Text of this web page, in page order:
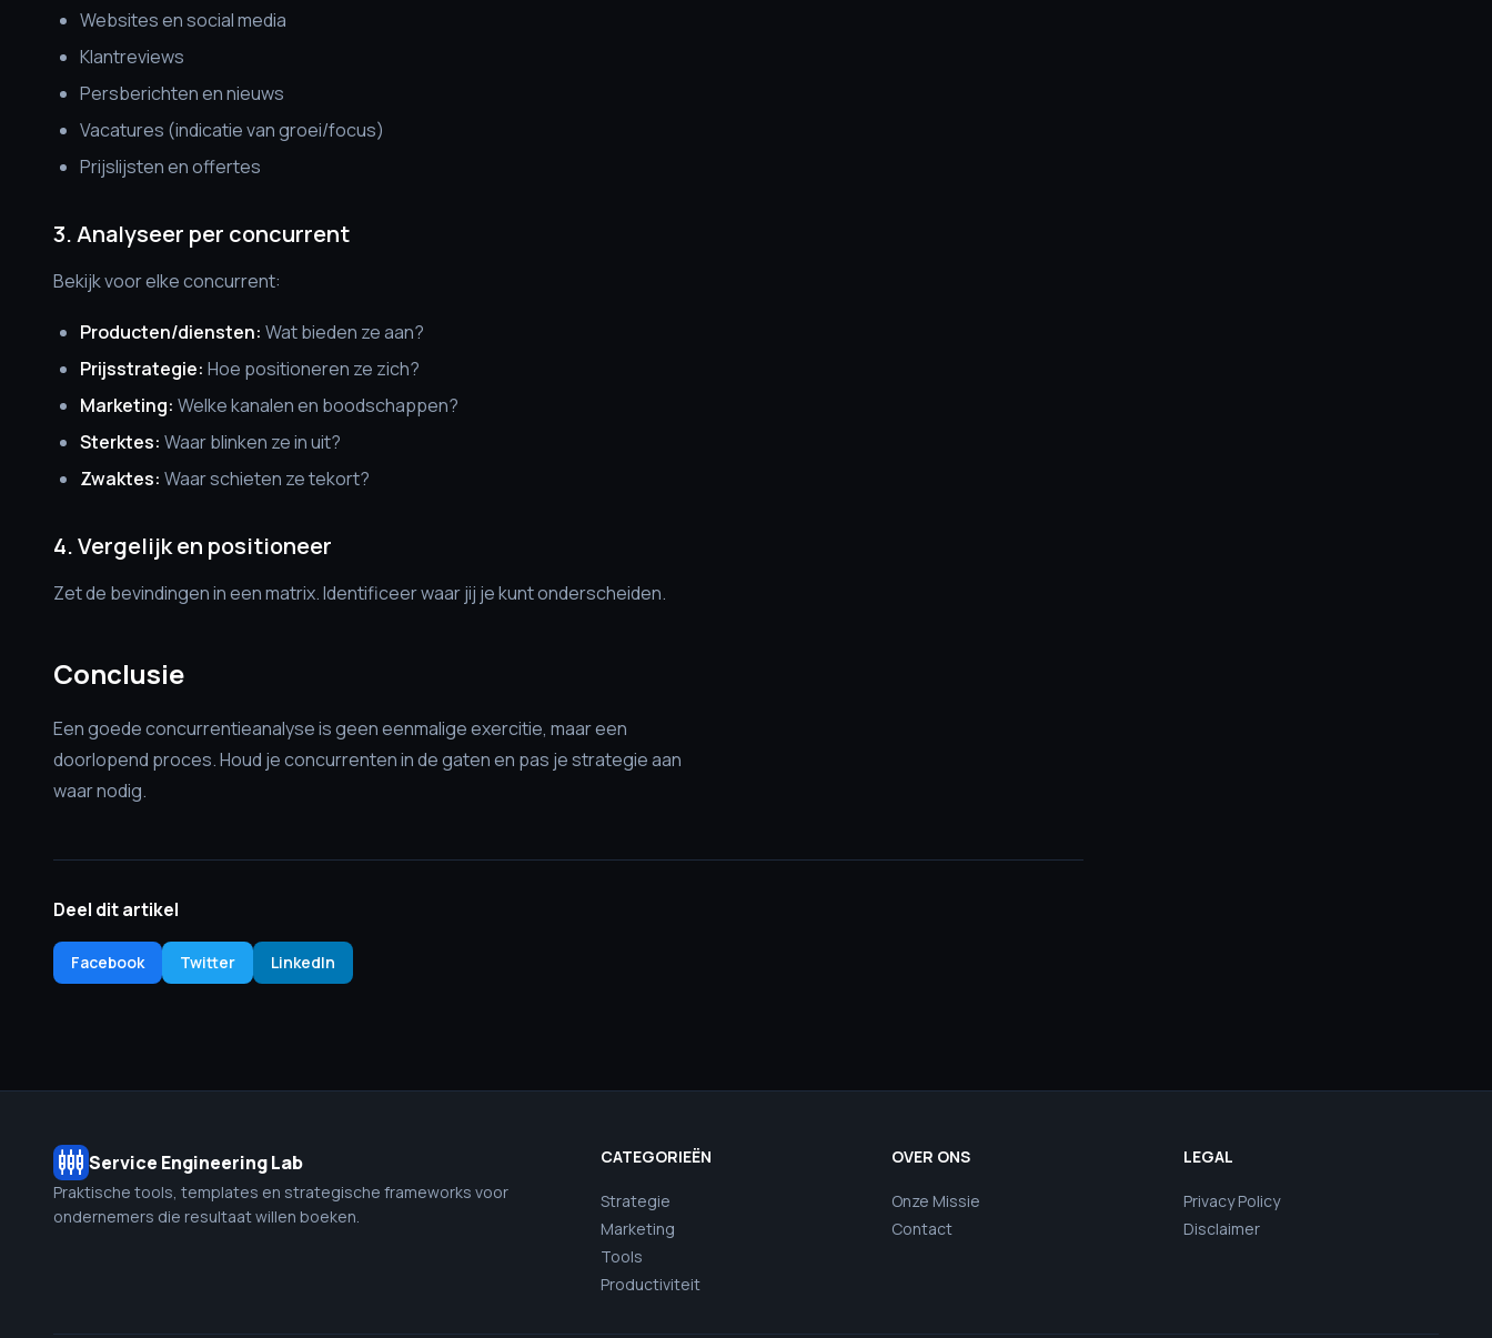
Websites en social media
Klantreviews
Persberichten en nieuws
Vacatures (indicatie van groei/focus)
Prijslijsten en offertes
3. Analyseer per concurrent
Bekijk voor elke concurrent:
Producten/diensten: Wat bieden ze aan?
Prijsstrategie: Hoe positioneren ze zich?
Marketing: Welke kanalen en boodschappen?
Sterktes: Waar blinken ze in uit?
Zwaktes: Waar schieten ze tekort?
4. Vergelijk en positioneer
Zet de bevindingen in een matrix. Identificeer waar jij je kunt onderscheiden.
Conclusie
Een goede concurrentieanalyse is geen eenmalige exercitie, maar een
doorlopend proces. Houd je concurrenten in de gaten en pas je strategie aan
waar nodig.
Deel dit artikel
Facebook Twitter LinkedIn
settings_input_component Service Engineering Lab
Praktische tools, templates en strategische frameworks voor
ondernemers die resultaat willen boeken.
CATEGORIEËN
Strategie
Marketing
Tools
Productiviteit
OVER ONS
Onze Missie
Contact
LEGAL
Privacy Policy
Disclaimer